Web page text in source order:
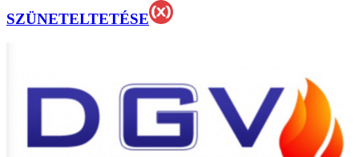
SZÜNETELTETÉSE